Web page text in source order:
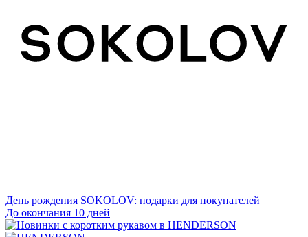
День рождения SOKOLOV: подарки для покупателей
До окончания 10 дней